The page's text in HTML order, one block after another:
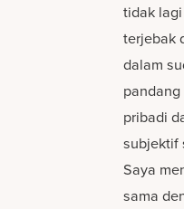
tidak lagi
terjebak
dalam
pandang
pribadi
subjektif
Saya
sama